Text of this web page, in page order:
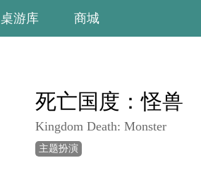
桌游库 商城
死亡国度：怪兽
Kingdom Death: Monster
主题扮演